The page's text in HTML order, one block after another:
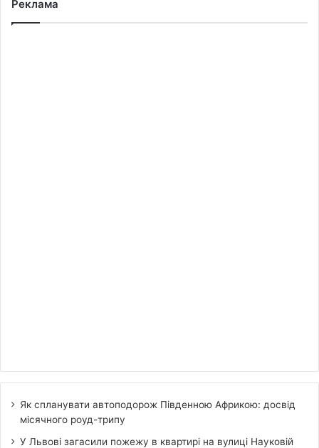
Реклама
Як спланувати автоподорож Південною Африкою: досвід
місячного роуд-трипу
У Львові загасили пожежу в квартирі на вулиці Науковій